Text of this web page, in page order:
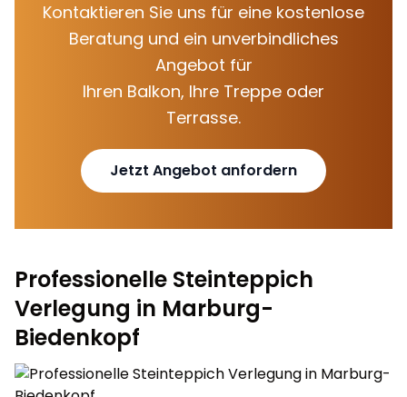
Kontaktieren Sie uns für eine kostenlose
Beratung und ein unverbindliches
Angebot für
Ihren Balkon, Ihre Treppe oder
Terrasse.
Jetzt Angebot anfordern
Professionelle Steinteppich
Verlegung in Marburg-
Biedenkopf